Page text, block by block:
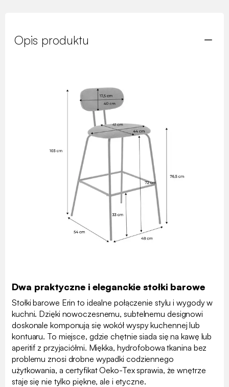
Opis produktu
Dwa praktyczne i eleganckie stołki barowe
Stołki barowe Erin to idealne połączenie stylu i wygody w
kuchni. Dzięki nowoczesnemu, subtelnemu designowi
doskonale komponują się wokół wyspy kuchennej lub
kontuaru. To miejsce, gdzie chętnie siada się na kawę lub
aperitif z przyjaciółmi. Miękka, hydrofobowa tkanina bez
problemu znosi drobne wypadki codziennego
użytkowania, a certyfikat Oeko-Tex sprawia, że wnętrze
staje się nie tylko piękne, ale i etyczne.